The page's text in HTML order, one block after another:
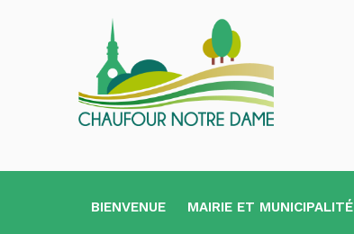
BIENVENUE MAIRIE ET MUNICIPALITÉ